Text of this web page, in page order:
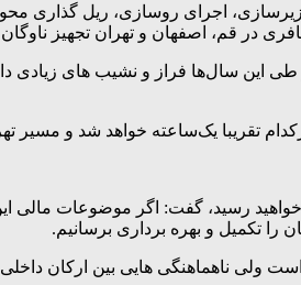
گفت: بنابراین می‌توان گفت که در حال حاضر ۳۰ درصد
در قم، اصفهان و تهران تجهیز
احداث پروژه از سال ۱۳۸۹ شروع شده و در طی این
تقریبا یک‌ساعته خواهد شد و مسیر
رسید، گفت: اگر موضوعات
را تکمیل و بهره برداری برسانیم.
ولی ناهماهنگی هایی بین ارکان